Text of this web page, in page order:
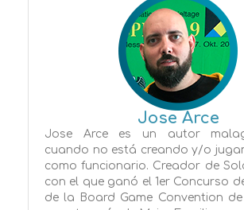
Jose Arce
Jose Arce es un autor
cuando no está creando y/o
como funcionario. Creador de
con el que ganó el 1er Concurso
de la Board Game Convention